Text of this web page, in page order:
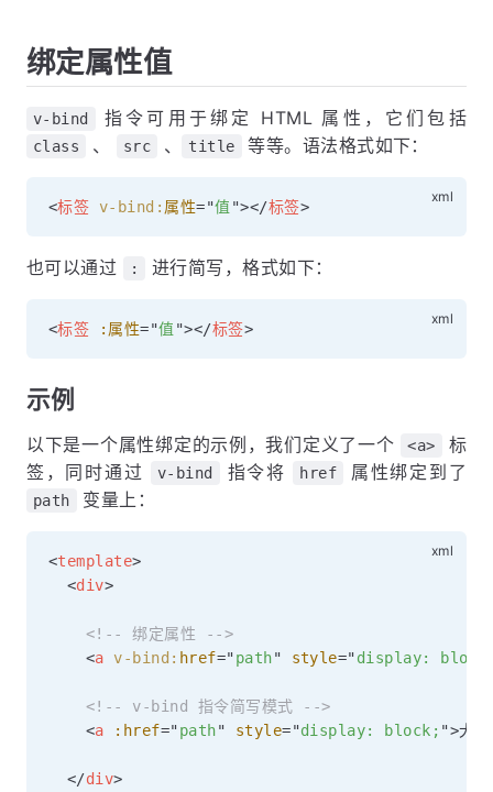
绑定属性值
v-bind 指令可用于绑定 HTML 属性，它们包括
class 、 src 、 title 等等。语法格式如下：
<标签 v-bind: 属性="值 "></标签>
也可以通过 : 进行简写，格式如下：
<标签 :属性="值 "></标签>
示例
以下是一个属性绑定的示例，我们定义了一个 <a>
标
签，同时通过
v-bind 指令将 href 属性绑定到了
path 变量上：
<template>
<div>
<!-- 绑定属性 -->
<a v-bind: href="path" style="display:
<!-- v-bind 指令简写模式 -->
<a :href="path" style="display: block; ">犬
</div>